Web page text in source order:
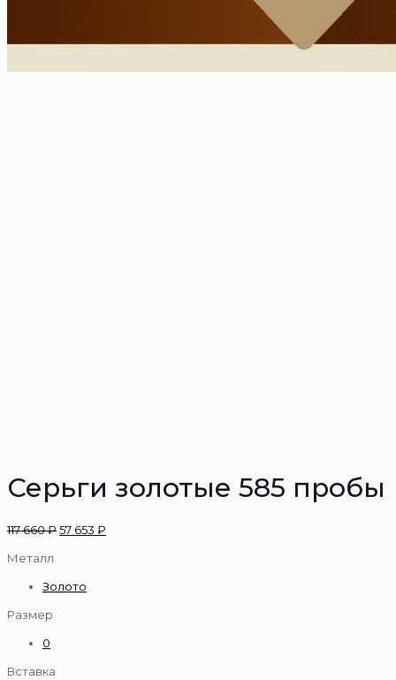
Серьги золотые 585 пробы
117 660₽57 653 ₽
Металл
Золото
Размер
0
Вставка